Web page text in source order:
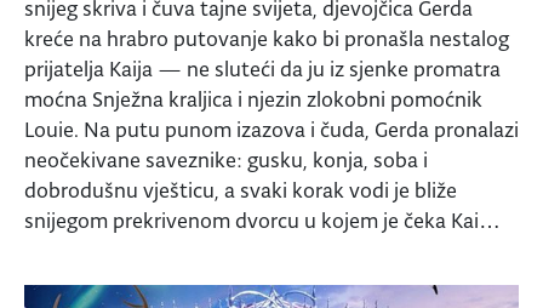
snijeg skriva i čuva tajne svijeta, djevojčica Gerda
kreće na hrabro putovanje kako bi pronašla nestalog
prijatelja Kaija — ne sluteći da ju iz sjenke promatra
moćna Snježna kraljica i njezin zlokobni pomoćnik
Louie. Na putu punom izazova i čuda, Gerda pronalazi
neočekivane saveznike: gusku, konja, soba i
dobrodušnu vješticu, a svaki korak vodi je bliže
snijegom prekrivenom dvorcu u kojem je čeka Kai…